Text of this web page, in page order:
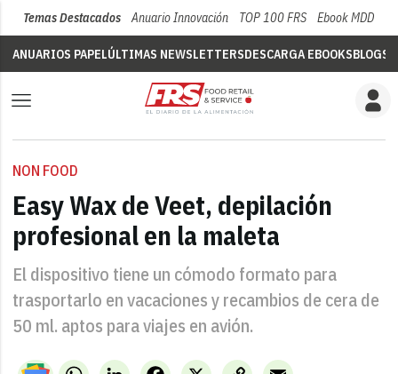
Temas Destacados Anuario Innovación TOP 100 FRS Ebook MDD
ANUARIOS PAPELÚLTIMAS NEWSLETTERSDESCARGA EBOOKSBLOGS
NON FOOD
Easy Wax de Veet, depilación
profesional en la maleta
El dispositivo tiene un cómodo formato para
trasportarlo en vacaciones y recambios de cera de
50 ml. aptos para viajes en avión.
WhatsAppLinkedIn X
Facebook
Copy
Email